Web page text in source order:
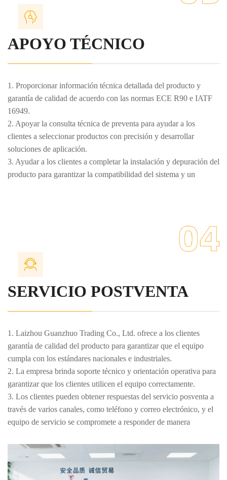
APOYO TÉCNICO
1. Proporcionar información técnica detallada del producto y
garantía de calidad de acuerdo con las normas ECE R90 e IATF
16949.
2. Apoyar la consulta técnica de preventa para ayudar a los
clientes a seleccionar productos con precisión y desarrollar
soluciones de aplicación.
3. Ayudar a los clientes a completar la instalación y depuración del
producto para garantizar la compatibilidad del sistema y un
5. Brindar servicios de mantenimiento posventa para garantizar el
funcionamiento normal del producto y la resolución oportuna de
problemas.
6. Apoyar las actualizaciones de productos y las mejoras
tecnológicas para satisfacer las necesidades cambiantes del
7. Brindar servicios de consultoría técnica continua para responder
SERVICIO POSTVENTA
1. Laizhou Guanzhuo Trading Co., Ltd. ofrece a los clientes
garantía de calidad del producto para garantizar que el equipo
cumpla con los estándares nacionales e industriales.
2. La empresa brinda soporte técnico y orientación operativa para
garantizar que los clientes utilicen el equipo correctamente.
3. Los clientes pueden obtener respuestas del servicio posventa a
través de varios canales, como teléfono y correo electrónico, y el
equipo de servicio se compromete a responder de manera
4. Fuera del período de garantía, ofrecemos servicios de
reparación y reemplazo de piezas de repuesto a precios razonables
para garantizar el funcionamiento continuo y estable del equipo.